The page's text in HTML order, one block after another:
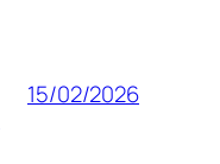
15/02/2026